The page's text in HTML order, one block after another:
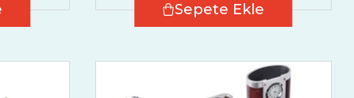
Sepete Ekle